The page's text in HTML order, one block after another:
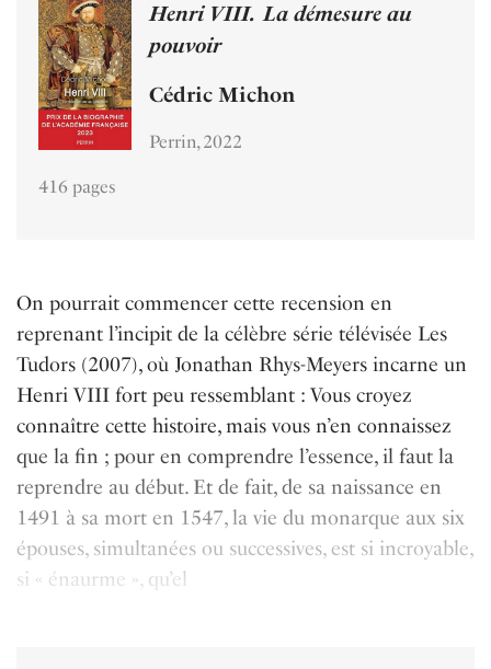
Henri VIII. La démesure au
pouvoir
Cédric Michon
Perrin, 2022
416 pages
On pourrait commencer cette recension en
reprenant l’incipit de la célèbre série télévisée Les
Tudors (2007), où Jonathan Rhys-Meyers incarne un
Henri VIII fort peu ressemblant : Vous croyez
connaître cette histoire, mais vous n’en connaissez
que la fin ; pour en comprendre l’essence, il faut la
reprendre au début. Et de fait, de sa naissance en
1491 à sa mort en 1547, la vie du monarque aux six
épouses, simultanées ou successives, est si incroyable,
si « énaurme », qu’el